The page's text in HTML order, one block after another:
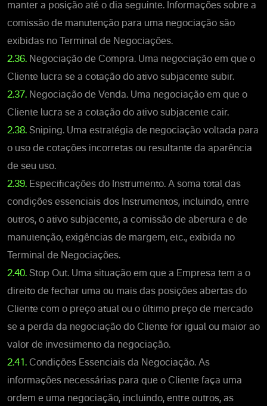
manter a posição até o dia seguinte. Informações sobre a
comissão de manutenção para uma negociação são
exibidas no Terminal de Negociações.
2.36. Negociação de Compra. Uma negociação em que o
Cliente lucra se a cotação do ativo subjacente subir.
2.37. Negociação de Venda. Uma negociação em que o
Cliente lucra se a cotação do ativo subjacente cair.
2.38. Sniping. Uma estratégia de negociação voltada para
o uso de cotações incorretas ou resultante da aparência
de seu uso.
2.39. Especificações do Instrumento. A soma total das
condições essenciais dos Instrumentos, incluindo, entre
outros, o ativo subjacente, a comissão de abertura e de
manutenção, exigências de margem, etc., exibida no
Terminal de Negociações.
2.40. Stop Out. Uma situação em que a Empresa tem a o
direito de fechar uma ou mais das posições abertas do
Cliente com o preço atual ou o último preço de mercado
se a perda da negociação do Cliente for igual ou maior ao
valor de investimento da negociação.
2.41. Condições Essenciais da Negociação. As
informações necessárias para que o Cliente faça uma
ordem e uma negociação, incluindo, entre outros, as